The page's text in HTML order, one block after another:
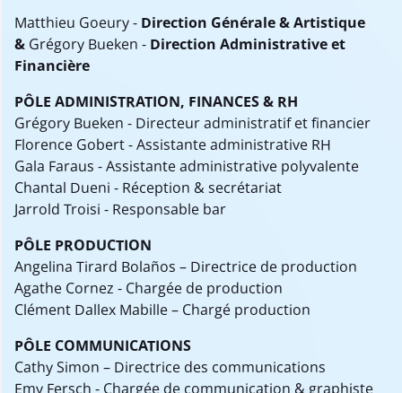
Matthieu Goeury - Direction Générale & Artistique
& Grégory Bueken - Direction Administrative et
Financière
PÔLE ADMINISTRATION, FINANCES & RH
Grégory Bueken - Directeur administratif et financier
Florence Gobert - Assistante administrative RH
Gala Faraus - Assistante administrative polyvalente
Chantal Dueni - Réception & secrétariat
Jarrold Troisi - Responsable bar
PÔLE PRODUCTION
Angelina Tirard Bolaños – Directrice de production
Agathe Cornez - Chargée de production
Clément Dallex Mabille – Chargé production
PÔLE COMMUNICATIONS
Cathy Simon – Directrice des communications
Emy Fersch - Chargée de communication & graphiste